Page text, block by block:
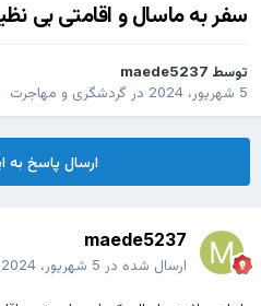
سفر به ماسال و اقامتی بی
توسط maede5237
5 شهریور، 2024
در گردشگری و مهاجرت
ارسال پاسخ به
maede5237
ارسال شده در 5 شهریور، 2024